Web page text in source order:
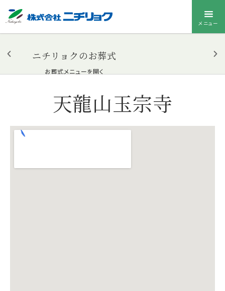
メニュー
ニチリョクのお葬式
お葬式メニューを開く
天龍山玉宗寺